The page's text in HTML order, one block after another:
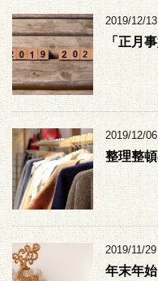
2019/12/13
「正月
2019/12/06
整理整
2019/11/29
年末年